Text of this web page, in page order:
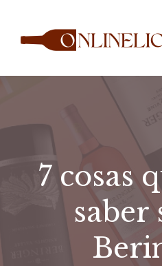
contenido
7 cosas
saber